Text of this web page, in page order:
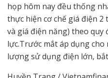
họp hôm nay đều thống
thực hiện cơ chế giá điện
và giá điện năng) theo quy
lực.Trước mắt áp dụng cho
lượng sử dụng điện lớn,